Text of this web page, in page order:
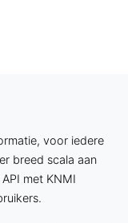
voor iedere
breed scala aan
met KNMI